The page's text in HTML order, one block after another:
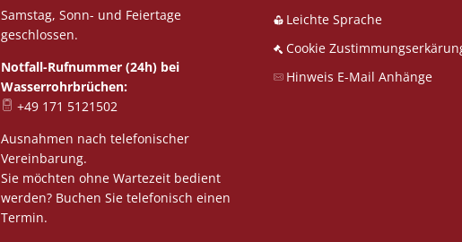
Samstag, Sonn- und Feiertage
geschlossen.
Notfall-Rufnummer (24h) bei
Wasserrohrbrüchen:
+49 171 5121502
Ausnahmen nach telefonischer
Vereinbarung.
Sie möchten ohne Wartezeit bedient
werden? Buchen Sie telefonisch einen
Termin.
Leichte Sprache
Cookie
Hinweis E-Mail Anhänge